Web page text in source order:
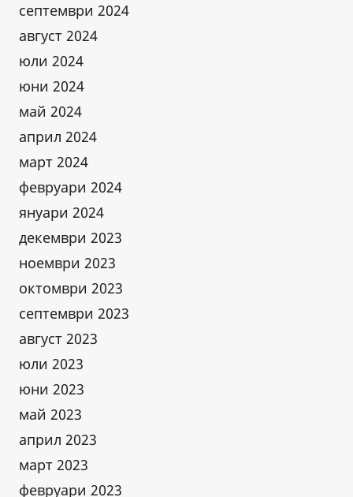
септември 2024
август 2024
юли 2024
юни 2024
май 2024
април 2024
март 2024
февруари 2024
януари 2024
декември 2023
ноември 2023
октомври 2023
септември 2023
август 2023
юли 2023
юни 2023
май 2023
април 2023
март 2023
февруари 2023